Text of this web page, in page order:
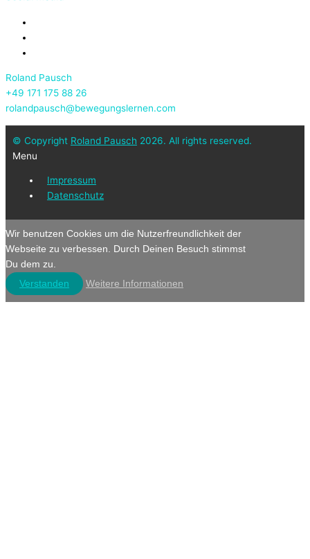
Roland Pausch
+49 171 175 88 26
rolandpausch@bewegungslernen.com
© Copyright Roland Pausch 2026. All rights reserved.
Menu
Impressum
Datenschutz
Wir benutzen Cookies um die Nutzerfreundlichkeit der
Webseite zu verbessen. Durch Deinen Besuch stimmst
Du dem zu.
Verstanden
Weitere Informationen